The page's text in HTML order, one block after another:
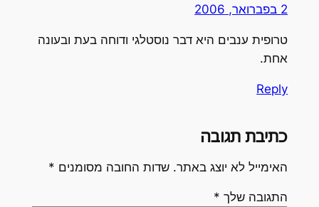
2 בפברואר, 2006
טרופית ענבים היא דבר נוסטלגי ודוחה בעת ובעונה
אחת.
Reply
כתיבת תגובה
האימייל לא יוצג באתר. שדות החובה מסומנים *
התגובה שלך *